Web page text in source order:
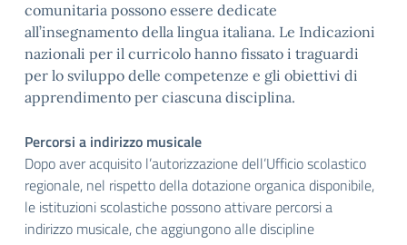
comunitaria possono essere dedicate
all’insegnamento della lingua italiana. Le Indicazioni
nazionali per il curricolo hanno fissato i traguardi
per lo sviluppo delle competenze e gli obiettivi di
apprendimento per ciascuna disciplina.
Percorsi a indirizzo musicale
Dopo aver acquisito l’autorizzazione dell’Ufficio scolastico
regionale, nel rispetto della dotazione organica disponibile,
le istituzioni scolastiche possono attivare percorsi a
indirizzo musicale, che aggiungono alle discipline